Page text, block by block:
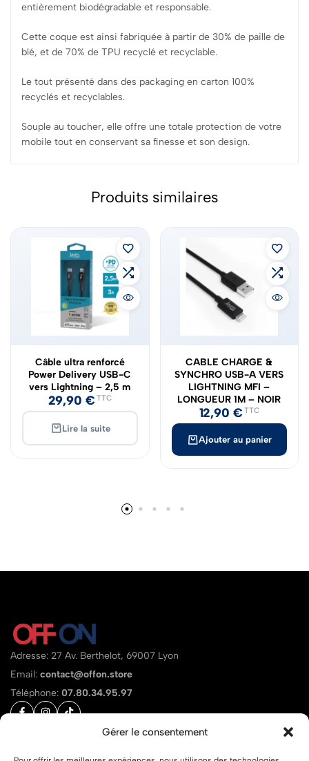
Gérer le consentement
entièrement biodégradable et responsable.
Cette coque est ainsi fabriquée à partir de 30% de paille de
blé, et de 70% de TPU recyclé et recyclable.
Le tout présenté dans des packaging en carton 100%
recyclés et recyclables.
Souple au toucher, elle offre une totale protection de votre
mobile tout en conservant sa finesse et son design.
Produits similaires
Lire la suite
Câble ultra renforcé
Power Delivery USB-C
vers Lightning – 2,5 m
29,90 € TTC
Ajouter au panier
CABLE CHARGE &
SYNCHRO USB-A VERS
LIGHTNING MFI –
LONGUEUR 1M – NOIR
12,90 € TTC
Adresse: 27 Av. Berthelot, 69007 Lyon
Email: contact@offon.store
Téléphone: 07.80.34.95.97